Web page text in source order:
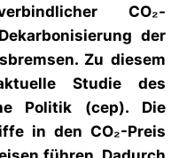
CO₂-
der
Zu diesem
Studie des
Politik (cep). Die
in den CO₂-Preis